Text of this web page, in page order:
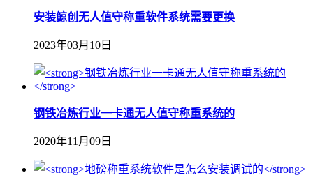
安装鲸创无人值守称重软件系统需要更换
2023年03月10日
钢铁冶炼行业一卡通无人值守称重系统的
2020年11月09日